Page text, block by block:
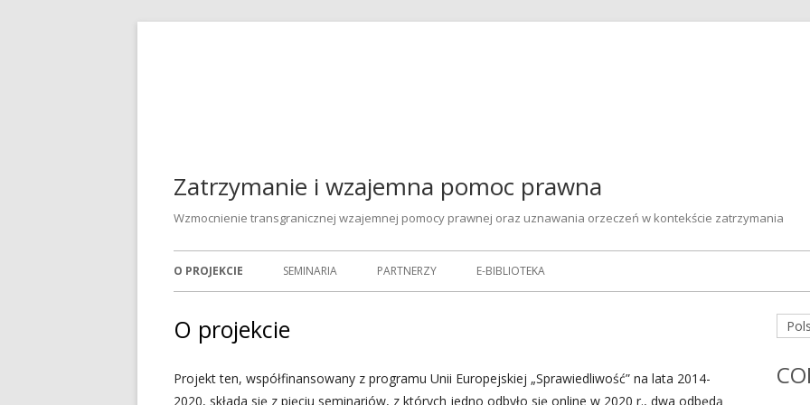
Zatrzymanie i wzajemna pomoc prawna
Wzmocnienie transgranicznej wzajemnej pomocy prawnej oraz uznawania orzeczeń w kontekście zatrzymania
Menu
główne
O PROJEKCIE SEMINARIA PARTNERZY E-BIBLIOTEKA
O projekcie
Projekt ten, współfinansowany z programu Unii Europejskiej „Sprawiedliwość” na lata 2014-
2020, składa się z pięciu seminariów, z których jedno odbyło się online w 2020 r., dwa odbędą